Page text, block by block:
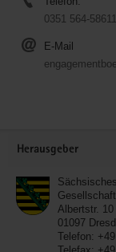
0351 564-58611
E-Mail
Herausgeber
Albertstr. 10
01097
Telefon: